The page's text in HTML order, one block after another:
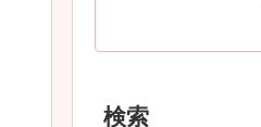
検索